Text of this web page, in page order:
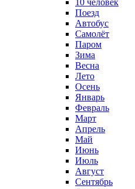
10 человек
Поезд
Автобус
Самолёт
Паром
Зима
Весна
Лето
Осень
Январь
Февраль
Март
Апрель
Май
Июнь
Июль
Август
Сентябрь